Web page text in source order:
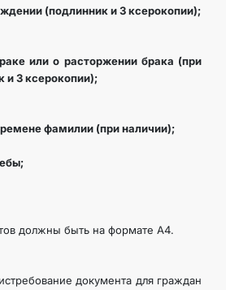
(подлинник и 3 ксерокопии);
или о расторжении брака (при
и 3 ксерокопии);
фамилии (при наличии);
должны быть на формате А4.
документа для граждан